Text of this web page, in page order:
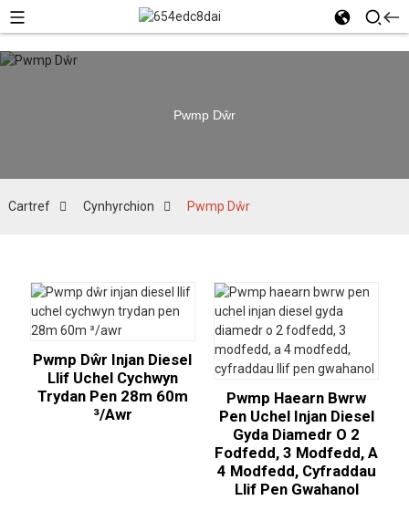
Pwmp Dŵr
Cartref Cynhyrchion Pwmp Dŵr
Pwmp Dŵr Injan Diesel
Llif Uchel Cychwyn
Trydan Pen 28m 60m
³/awr
Pwmp Haearn Bwrw
Pen Uchel Injan Diesel
Gyda Diamedr O 2
Fodfedd, 3 Modfedd, A
4 Modfedd, Cyfraddau
Llif Pen Gwahanol